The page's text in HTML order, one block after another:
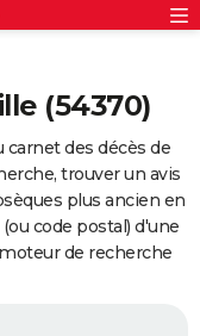
(54370)
des décès de
trouver un avis
plus ancien en
code postal) d'une
de recherche